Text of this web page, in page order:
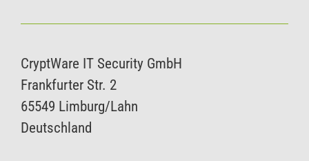
CryptWare IT Security GmbH
Frankfurter Str. 2
65549 Limburg/Lahn
Deutschland